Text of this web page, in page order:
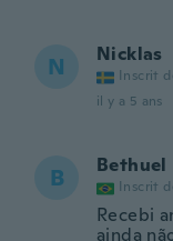
N Nicklas
Inscrit
il y a 5 ans
B Bethuel
Inscrit
Recebi
ainda